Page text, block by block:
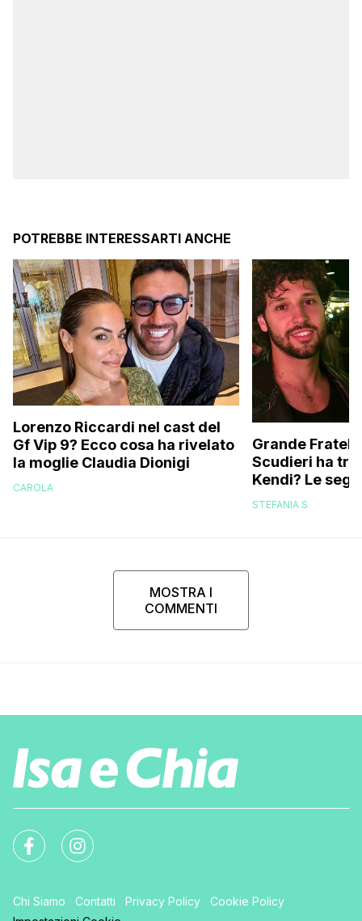
POTREBBE INTERESSARTI ANCHE
Lorenzo Riccardi nel cast del
Gf Vip 9? Ecco cosa ha rivelato
la moglie Claudia Dionigi
CAROLA
Grande
Scudieri ha
Kendi? Le
replica dell’ex
STEFANIA S
MOSTRA I
COMMENTI
Chi Siamo Contatti Privacy Policy
Cookie Policy